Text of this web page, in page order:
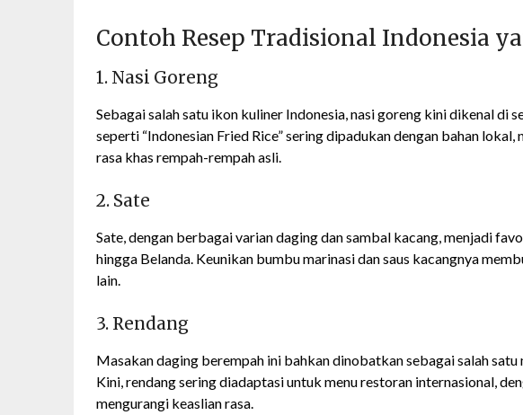
Contoh Resep Tradisional Indonesia
1. Nasi Goreng
Sebagai salah satu ikon kuliner Indonesia, nasi goreng kini dikenal di
seperti “Indonesian Fried Rice” sering dipadukan dengan bahan
rasa khas rempah-rempah asli.
2. Sate
Sate, dengan berbagai varian daging dan sambal kacang, menjadi
hingga Belanda. Keunikan bumbu marinasi dan saus kacangnya
lain.
3. Rendang
Masakan daging berempah ini bahkan dinobatkan sebagai salah
Kini, rendang sering diadaptasi untuk menu restoran internasional,
mengurangi keaslian rasa.